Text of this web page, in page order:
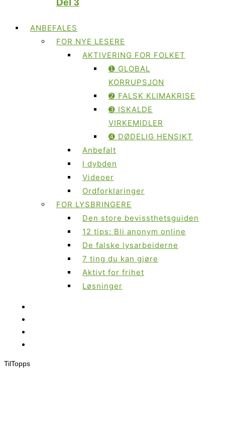
Del 3
ANBEFALES
FOR NYE LESERE
AKTIVERING FOR FOLKET
➊ GLOBAL
KORRUPSJON
➋ FALSK KLIMAKRISE
➌ ISKALDE
VIRKEMIDLER
➍ DØDELIG HENSIKT
Anbefalt
I dybden
Videoer
Ordforklaringer
FOR LYSBRINGERE
Den store bevissthetsguiden
12 tips: Bli anonym online
De falske lysarbeiderne
7 ting du kan gjøre
Aktivt for frihet
Løsninger
TilTopps